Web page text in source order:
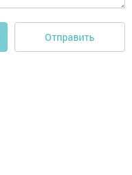
Отправить